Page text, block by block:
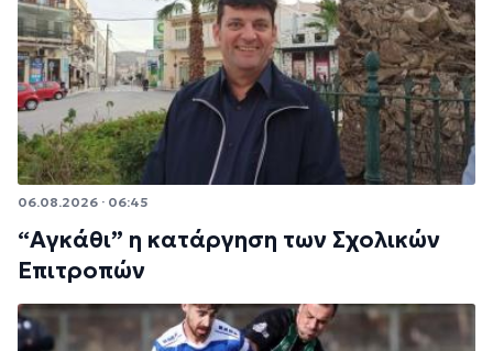
06.08.2026 · 06:45
“Αγκάθι” η κατάργηση των Σχολικών
Επιτροπών